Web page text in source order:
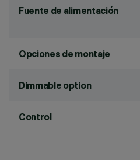
Fuente de alimentación
Opciones de montaje
Dimmable option
Control